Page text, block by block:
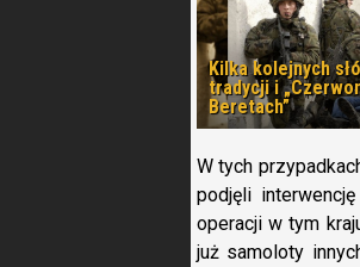
Kilka kolejnych
tradycji i
Beretach”
W tych
podjęli
operacji w tym
już samoloty